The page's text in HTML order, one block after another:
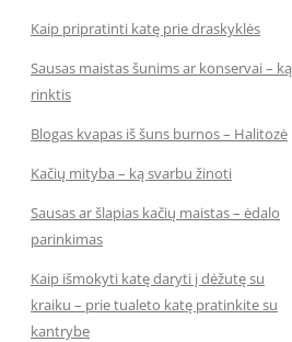
Kaip pripratinti katę prie draskyklės
Sausas maistas šunims ar konservai – ką
rinktis
Blogas kvapas iš šuns burnos – Halitozė
Kačių mityba – ką svarbu žinoti
Sausas ar šlapias kačių maistas – ėdalo
parinkimas
Kaip išmokyti katę daryti į dėžutę su
kraiku – prie tualeto katę pratinkite su
kantrybe